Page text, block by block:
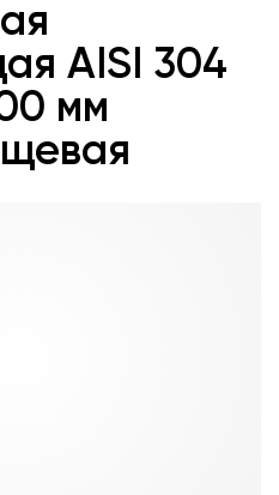
AISI 304
мм